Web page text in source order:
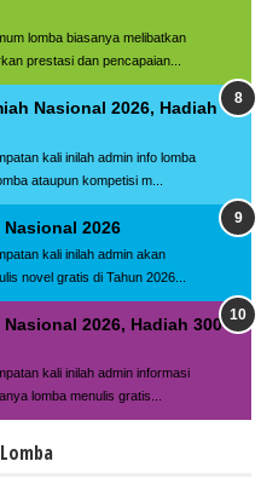
lomba biasanya melibatkan
prestasi dan pencapaian...
Nasional 2026, Hadiah
kali inilah admin info lomba
ataupun kompetisi m...
2026
kali inilah admin akan
novel gratis di Tahun 2026...
2026, Hadiah 300
kali inilah admin informasi
lomba menulis gratis...